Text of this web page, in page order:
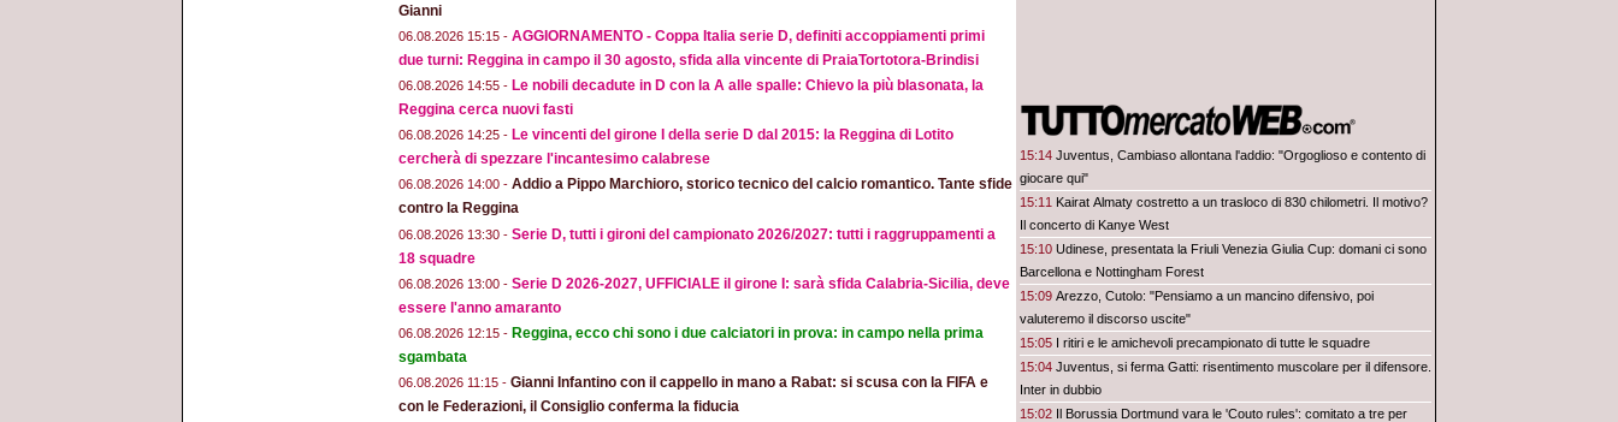
Gianni
06.08.2026 15:15 - AGGIORNAMENTO - Coppa Italia serie D, definiti accoppiamenti primi
due turni: Reggina in campo il 30 agosto, sfida alla vincente di PraiaTortotora-Brindisi
06.08.2026 14:55 - Le nobili decadute in D con la A alle spalle: Chievo la più blasonata, la
Reggina cerca nuovi fasti
06.08.2026 14:25 - Le vincenti del girone I della serie D dal 2015: la Reggina di Lotito
cercherà di spezzare l'incantesimo calabrese
06.08.2026 14:00 - Addio a Pippo Marchioro, storico tecnico del calcio romantico. Tante sfide
contro la Reggina
06.08.2026 13:30 - Serie D, tutti i gironi del campionato 2026/2027: tutti i raggruppamenti a
18 squadre
06.08.2026 13:00 - Serie D 2026-2027, UFFICIALE il girone I: sarà sfida Calabria-Sicilia, deve
essere l'anno amaranto
06.08.2026 12:15 - Reggina, ecco chi sono i due calciatori in prova: in campo nella prima
sgambata
06.08.2026 11:15 - Gianni Infantino con il cappello in mano a Rabat: si scusa con la FIFA e
con le Federazioni, il Consiglio conferma la fiducia
15:14 Juventus, Cambiaso allontana l'addio: "Orgoglioso e contento di
giocare qui"
15:11 Kairat Almaty costretto a un trasloco di 830 chilometri. Il motivo?
Il concerto di Kanye West
15:10 Udinese, presentata la Friuli Venezia Giulia Cup: domani ci sono
Barcellona e Nottingham Forest
15:09 Arezzo, Cutolo: "Pensiamo a un mancino difensivo, poi
valuteremo il discorso uscite"
15:05 I ritiri e le amichevoli precampionato di tutte le squadre
15:04 Juventus, si ferma Gatti: risentimento muscolare per il difensore.
Inter in dubbio
15:02 Il Borussia Dortmund vara le 'Couto rules': comitato a tre per